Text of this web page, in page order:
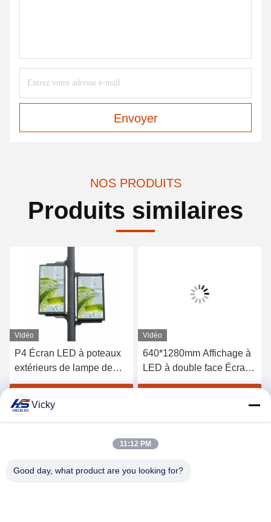
Envoyer
NOS PRODUITS
Produits similaires
Vidéo
P4 Écran LED à poteaux
extérieurs de lampe de
rue
Obtenez le meilleur prix
Vidéo
640*1280mm Affichage à
LED à double face Écran
à LED à poteaux
Vicky
11:12 PM
Good day, what product are you looking for?